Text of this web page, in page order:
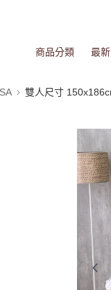
商品分類 最
雙人尺寸